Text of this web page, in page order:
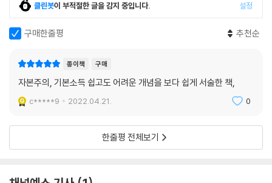
요. 기본소득에 반대하는 이들은 무엇보다 부족한 돈, 들이는 돈에 비해 효
다는 이야기지요. --- p.149~150
누군가의 삶의 질을 높이는 데 의미가 있으나 경제적으로는 그 가치를 계
산할 수 없는 일이 많습니다. 사회나 공동체 유지에 꼭 필요하지만 보수를
받지 않는 일도 많지요. 그러나 많은 현대인이 자신이 하고 싶은 일, 살아가
는 데 의미 있는 일을 찾거나 실행할 수 있는 시간은 충분히 누리지 못합니
다. 돈을 벌기 위해 ‘하고 싶은 일’은 우선순위에서 벗어나기 때문입니다.
경제적 대가를 받지 않는 행위는 대부분 ‘쓸데없다’는 생각이 존재하지요.
클린봇이 부적절한 글을 감지 중입니다. 설정
구매한줄평 추천순
종이책 구매
자본주의, 기본소득 쉽고도 어려운 개념을 보다 쉽게 서술한 책,
c*****9 2022.04.21. 0
한줄평 전체보기